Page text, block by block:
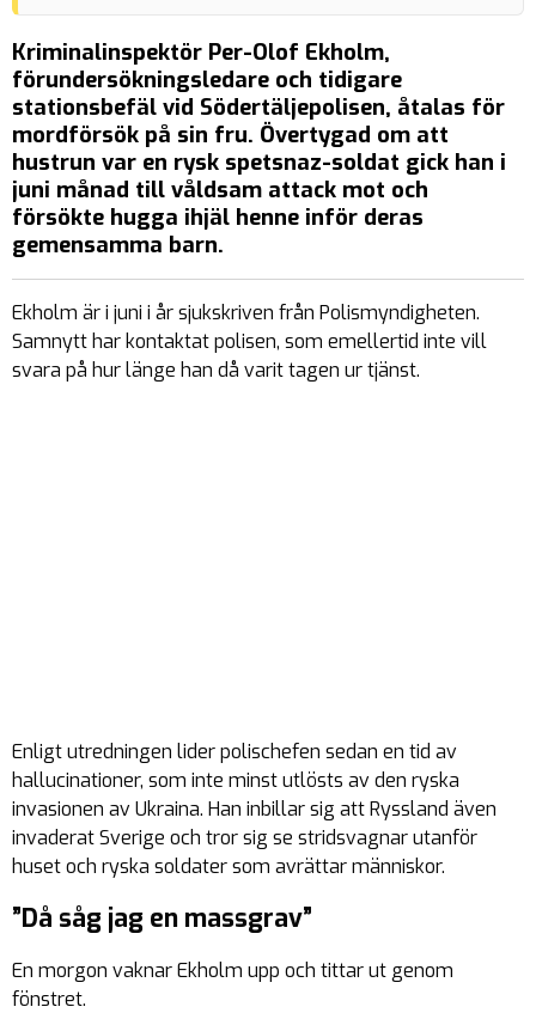
Kriminalinspektör Per-Olof Ekholm,
förundersökningsledare och tidigare
stationsbefäl vid Södertäljepolisen, åtalas för
mordförsök på sin fru. Övertygad om att
hustrun var en rysk spetsnaz-soldat gick han i
juni månad till våldsam attack mot och
försökte hugga ihjäl henne inför deras
gemensamma barn.
Ekholm är i juni i år sjukskriven från Polismyndigheten.
Samnytt har kontaktat polisen, som emellertid inte vill
svara på hur länge han då varit tagen ur tjänst.
Enligt utredningen lider polischefen sedan en tid av
hallucinationer, som inte minst utlösts av den ryska
invasionen av Ukraina. Han inbillar sig att Ryssland även
invaderat Sverige och tror sig se stridsvagnar utanför
huset och ryska soldater som avrättar människor.
”Då såg jag en massgrav”
En morgon vaknar Ekholm upp och tittar ut genom
fönstret.